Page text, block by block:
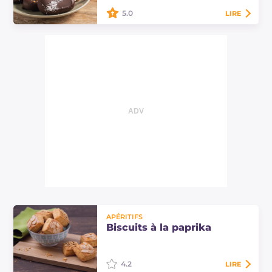
5.0 LIRE
APÉRITIFS
Biscuits à la paprika
4.2 LIRE